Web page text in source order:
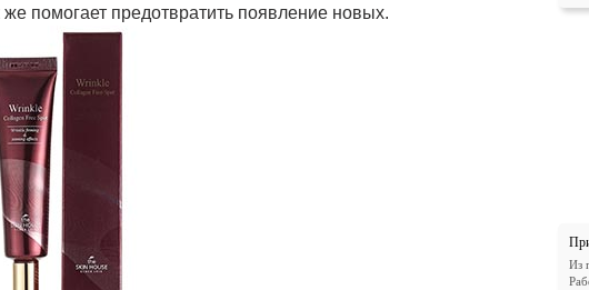
помогает предотвратить появление новых.
Из